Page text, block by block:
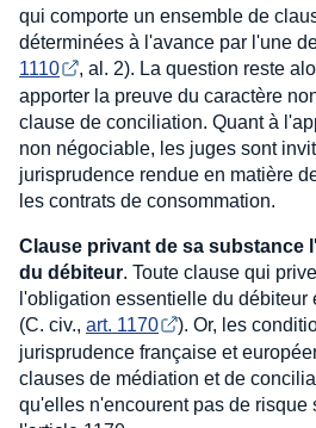
qui comporte un ensemble de
déterminées à l'avance par l'une
1110
, al. 2). La question reste
apporter la preuve du caractère
clause de conciliation. Quant à
non négociable, les juges sont
jurisprudence rendue en matière
les contrats de consommation.
Clause privant de sa substance
du débiteur. Toute clause qui
l'obligation essentielle du débiteur
(C. civ., art. 1170
). Or, les
jurisprudence française et
clauses de médiation et de
qu'elles n'encourent pas de risque